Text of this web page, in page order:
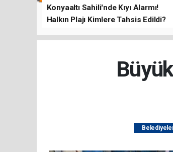
Konyaaltı Sahili'nde Kıyı Alarmı!
Halkın Plajı Kimlere Tahsis Edildi?